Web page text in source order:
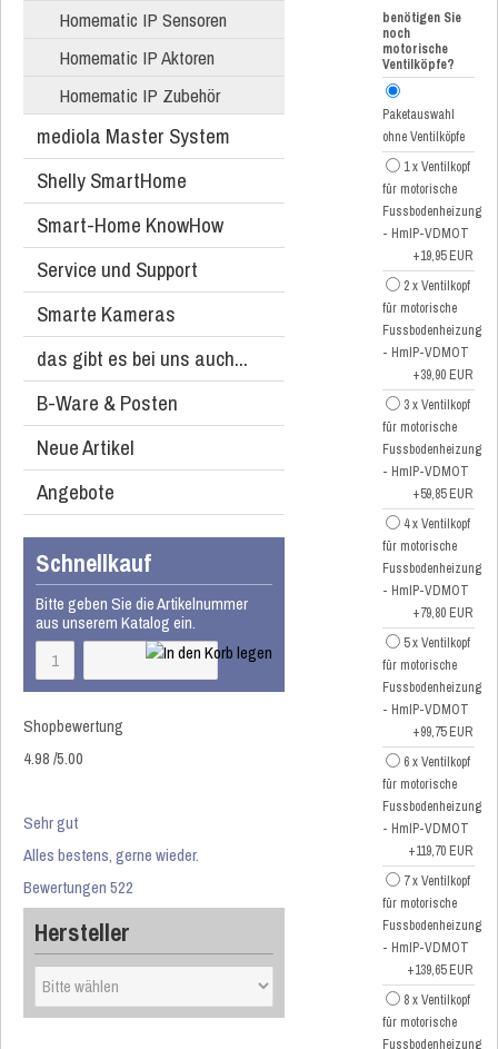
Homematic IP Sensoren
Homematic IP Aktoren
Homematic IP Zubehör
mediola Master System
Shelly SmartHome
Smart-Home KnowHow
Service und Support
Smarte Kameras
das gibt es bei uns auch...
B-Ware & Posten
Neue Artikel
Angebote
Schnellkauf
Bitte geben Sie die Artikelnummer
aus unserem Katalog ein.
Shopbewertung
4.98/5.00
Sehr gut
Alles bestens, gerne wieder.
Bewertungen 522
Hersteller
benötigen Sie
noch
motorische
Ventilköpfe?
Paketauswahl
ohne Ventilköpfe
1 x Ventilkopf
für motorische
Fussbodenheizung
- HmIP-VDMOT
+19,95 EUR
2 x Ventilkopf
für motorische
Fussbodenheizung
- HmIP-VDMOT
+39,90 EUR
3 x Ventilkopf
für motorische
Fussbodenheizung
- HmIP-VDMOT
+59,85 EUR
4 x Ventilkopf
für motorische
Fussbodenheizung
- HmIP-VDMOT
+79,80 EUR
5 x Ventilkopf
für motorische
Fussbodenheizung
- HmIP-VDMOT
+99,75 EUR
6 x Ventilkopf
für motorische
Fussbodenheizung
- HmIP-VDMOT
+119,70 EUR
7 x Ventilkopf
für motorische
Fussbodenheizung
- HmIP-VDMOT
+139,65 EUR
8 x Ventilkopf
für motorische
Fussbodenheizung